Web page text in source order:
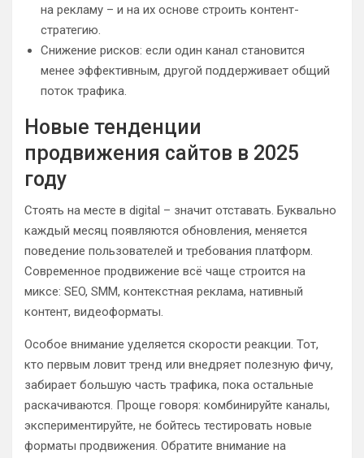
на рекламу – и на их основе строить контент-
стратегию.
Снижение рисков: если один канал становится
менее эффективным, другой поддерживает общий
поток трафика.
Новые тенденции
продвижения сайтов в 2025
году
Стоять на месте в digital – значит отставать. Буквально
каждый месяц появляются обновления, меняется
поведение пользователей и требования платформ.
Современное продвижение всё чаще строится на
миксе: SEO, SMM, контекстная реклама, нативный
контент, видеоформаты.
Особое внимание уделяется скорости реакции. Тот,
кто первым ловит тренд или внедряет полезную фичу,
забирает большую часть трафика, пока остальные
раскачиваются. Проще говоря: комбинируйте каналы,
экспериментируйте, не бойтесь тестировать новые
форматы продвижения. Обратите внимание на